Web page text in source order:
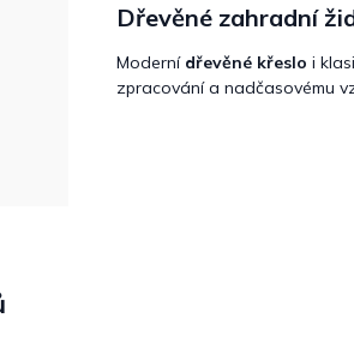
Dřevěné zahradní
Moderní dřevěné křeslo i
zpracování a nadčasovému